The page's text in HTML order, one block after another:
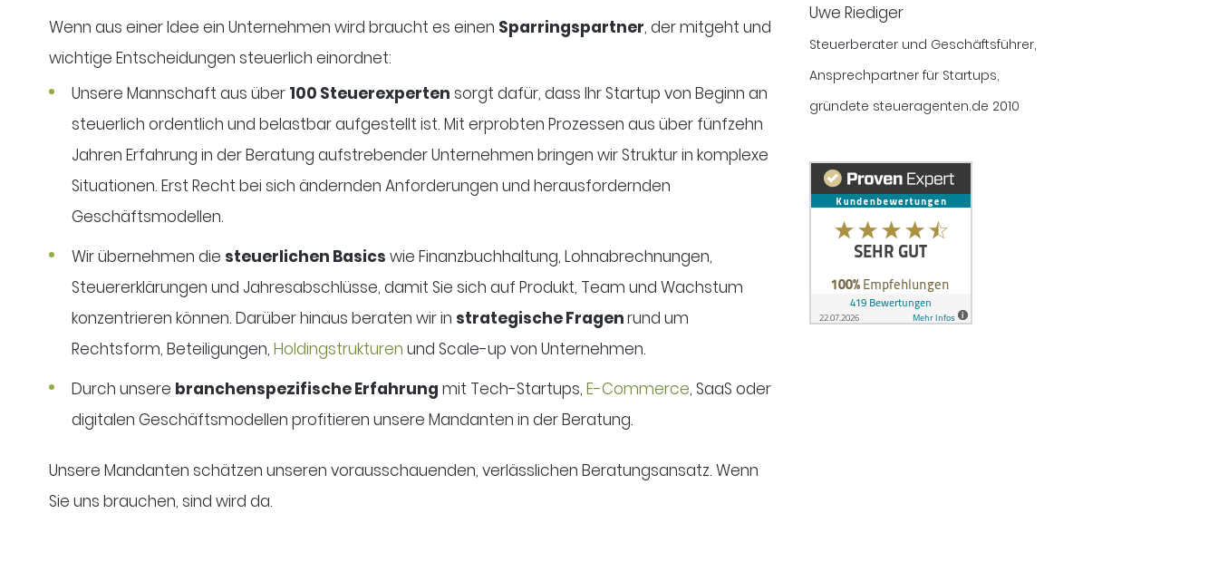
Wenn aus einer Idee ein Unternehmen wird braucht es einen Sparringspartner, der mitgeht und
wichtige Entscheidungen steuerlich einordnet:
Unsere Mannschaft aus über 100 Steuerexperten sorgt dafür, dass Ihr Startup von Beginn an
steuerlich ordentlich und belastbar aufgestellt ist. Mit erprobten Prozessen aus über fünfzehn
Jahren Erfahrung in der Beratung aufstrebender Unternehmen bringen wir Struktur in komplexe
Situationen. Erst Recht bei sich ändernden Anforderungen und herausfordernden
Geschäftsmodellen.
Wir übernehmen die steuerlichen Basics wie Finanzbuchhaltung, Lohnabrechnungen,
Steuererklärungen und Jahresabschlüsse, damit Sie sich auf Produkt, Team und Wachstum
konzentrieren können. Darüber hinaus beraten wir in strategische Fragenrund um
Rechtsform, Beteiligungen, Holdingstrukturen und Scale-up von Unternehmen.
Durch unsere branchenspezifische Erfahrung mit Tech-Startups, E-Commerce, SaaS oder
digitalen Geschäftsmodellen profitieren unsere Mandanten in der Beratung.
Unsere Mandanten schätzen unseren vorausschauenden, verlässlichen Beratungsansatz. Wenn
Sie uns brauchen, sind wird da.
Uwe Riediger
Steuerberater und Geschäftsführer,
Ansprechpartner für Startups,
gründete steueragenten.de 2010